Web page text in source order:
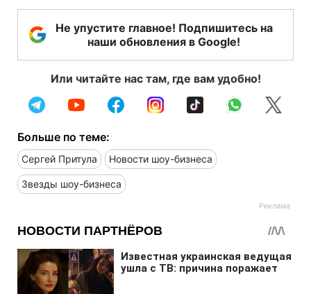
Не упустите главное! Подпишитесь на
наши обновления в Google!
Или читайте нас там, где вам удобно!
Больше по теме:
Сергей Притула Новости шоу-бизнеса
Звезды шоу-бизнеса